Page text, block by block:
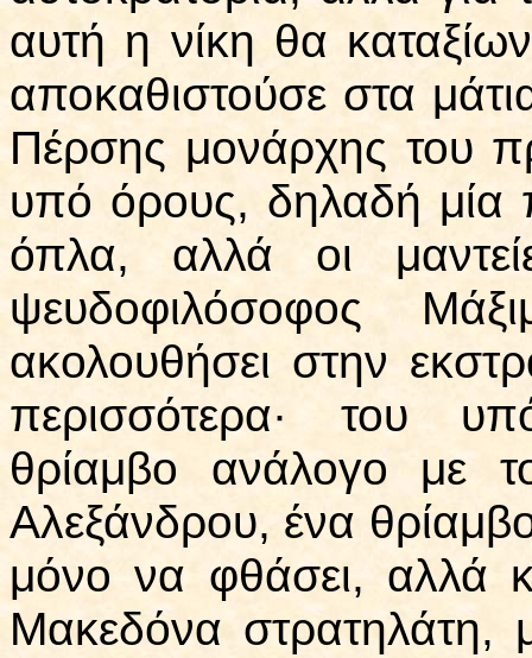
αυτή η νίκη θα
αποκαθιστούσε στα
Πέρσης μονάρχης του
υπό όρους, δηλαδή μία
όπλα, αλλά οι
ψευδοφιλόσοφος
ακολουθήσει στην
περισσότερα· του
θρίαμβο ανάλογο με
Αλεξάνδρου, ένα
μόνο να φθάσει, αλλά
Μακεδόνα